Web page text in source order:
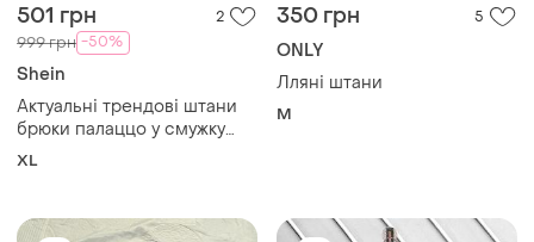
501 грн 2
999 грн -50%
Shein
Актуальні трендові штани
брюки палаццо у смужку
shein 1xl 42 uk 14 🔥🔥🔥
XL
350 грн 5
ONLY
Лляні штани
M